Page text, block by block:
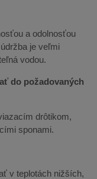
a odolnosťou
je veľmi
vodou.
do požadovaných
drôtikom,
sponami.
v teplotách nižších,